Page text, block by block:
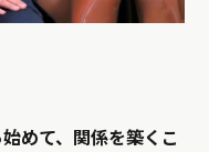
めて、関係を築くこ